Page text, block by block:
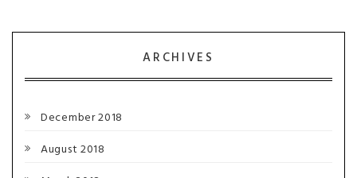
ARCHIVES
December 2018
August 2018